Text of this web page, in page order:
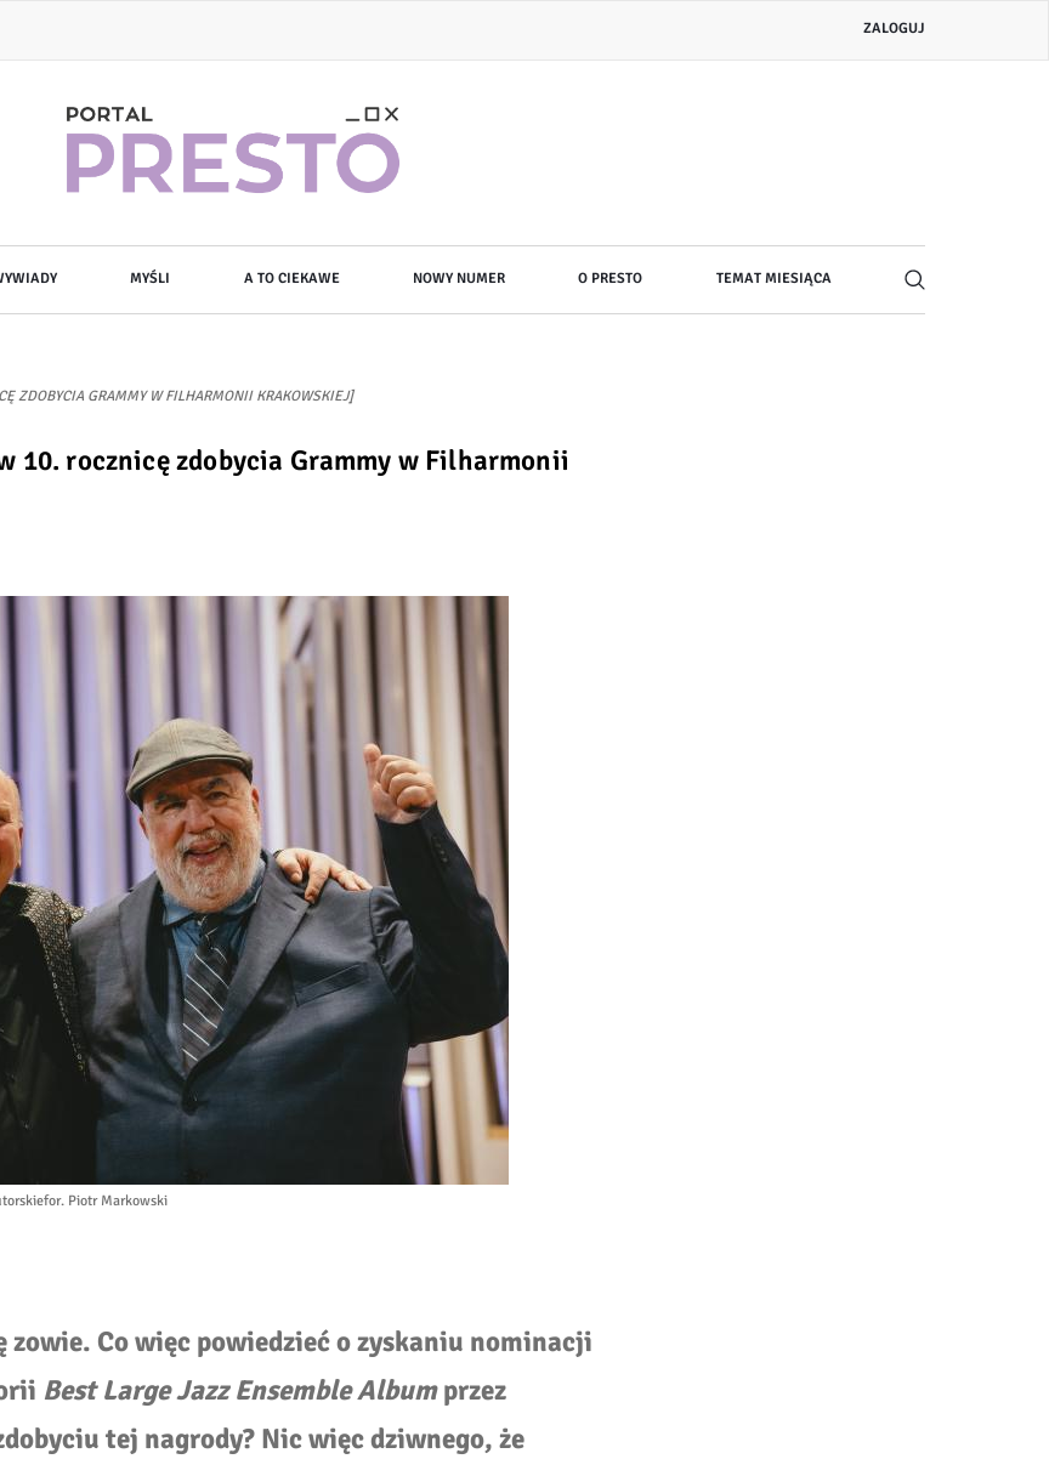
Menu
konta
ZALOGUJ
MYŚLI A TO CIEKAWE NOWY NUMER O PRESTO TEMAT MIESIĄCA
ZDOBYCIA GRAMMY W FILHARMONII KRAKOWSKIEJ]
rocznicę zdobycia Grammy w Filharmonii
for. Piotr Markowski
Co więc powiedzieć o zyskaniu nominacji
Best Large Jazz Ensemble Albumprzez
tej nagrody? Nic więc dziwnego, że